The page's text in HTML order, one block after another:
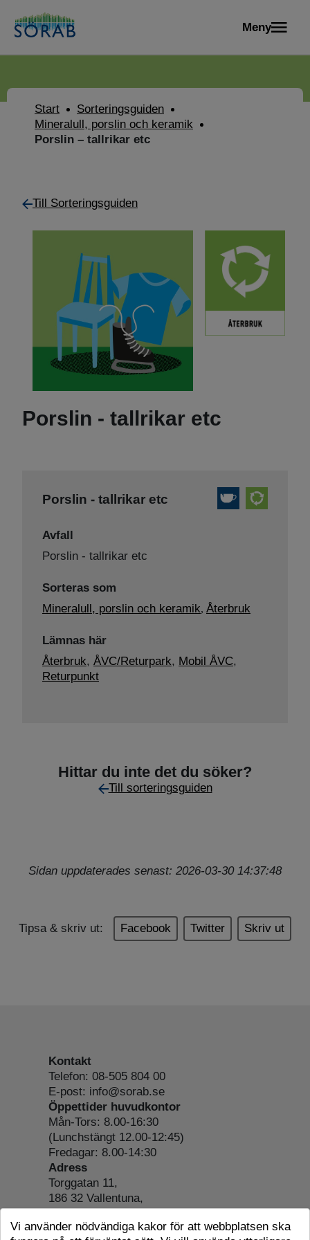
Meny
Start
Sorteringsguiden
Mineralull, porslin och keramik
Porslin – tallrikar etc
Till Sorteringsguiden
Porslin - tallrikar etc
Porslin - tallrikar etc
Avfall
Porslin - tallrikar etc
Sorteras som
Mineralull, porslin och keramik, Återbruk
Lämnas här
Återbruk, ÅVC/Returpark, Mobil ÅVC,
Returpunkt
Hittar du inte det du söker?
Till sorteringsguiden
Sidan uppdaterades senast: 2026-03-30 14:37:48
Tipsa & skriv ut: Facebook Twitter Skriv ut
Kontakt
Telefon: 08-505 804 00
E-post: info@sorab.se
Öppettider huvudkontor
Mån-Tors: 8.00-16:30
(Lunchstängt 12.00-12:45)
Fredagar: 8.00-14:30
Adress
Torggatan 11,
186 32 Vallentuna,
Org.nr: 556197-4022
Om webbplatsen
Vi använder nödvändiga kakor för att webbplatsen ska